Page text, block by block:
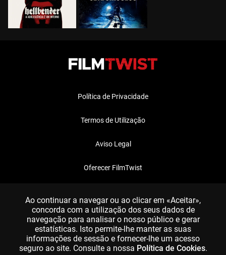
Política de Privacidade
Termos de Utilização
Aviso Legal
Oferecer FilmTwist
Ao continuar a navegar ou ao clicar em «Aceitar»,
concorda com a utilização dos seus dados de
navegação para analisar o nosso público e gerar
estatísticas. Isto permite-lhe manter as suas
informações de sessão e fornecer-lhe um acesso
seguro ao site. Consulte a nossa Política de Cookies.